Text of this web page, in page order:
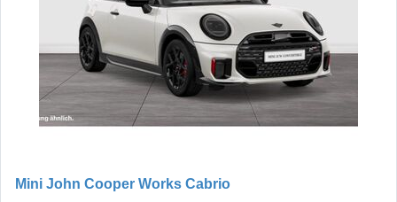
Mini John Cooper Works Cabrio